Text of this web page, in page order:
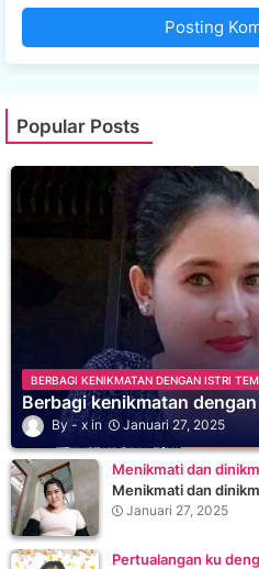
Posting
Popular Posts
BERBAGI KENIKMATAN DENGAN ISTRI
Berbagi kenikmatan
x Januari 27, 2025
Menikmati dan
Menikmati dan
Januari 27, 2025
Pertualangan ku